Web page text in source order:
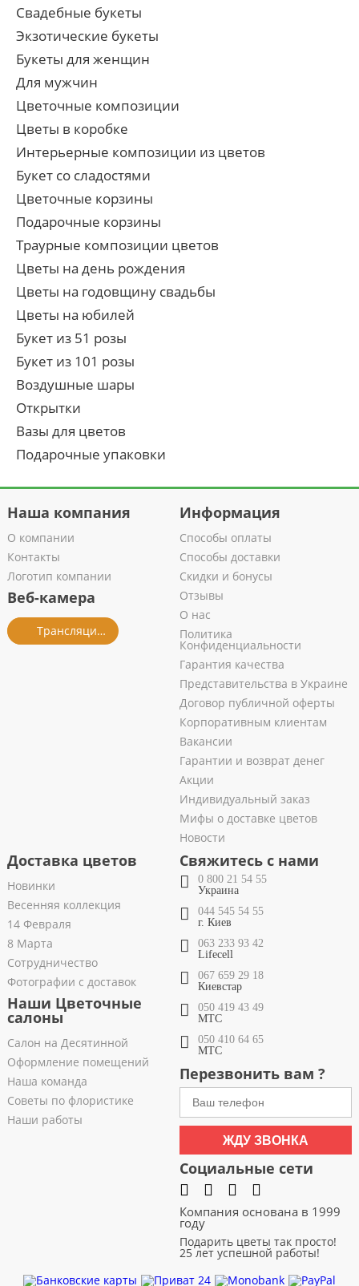
Свадебные букеты
Экзотические букеты
Букеты для женщин
Для мужчин
Цветочные композиции
Цветы в коробке
Интерьерные композиции из цветов
Букет со сладостями
Цветочные корзины
Подарочные корзины
Траурные композиции цветов
Цветы на день рождения
Цветы на годовщину свадьбы
Цветы на юбилей
Букет из 51 розы
Букет из 101 розы
Воздушные шары
Открытки
Вазы для цветов
Подарочные упаковки
Наша компания
О компании
Контакты
Логотип компании
Веб-камера
Трансляция из салона
Информация
Способы оплаты
Способы доставки
Скидки и бонусы
Отзывы
О нас
Политика
Конфиденциальности
Гарантия качества
Представительства в Украине
Договор публичной оферты
Корпоративным клиентам
Вакансии
Гарантии и возврат денег
Акции
Индивидуальный заказ
Мифы о доставке цветов
Новости
Доставка цветов
Новинки
Весенняя коллекция
14 Февраля
8 Марта
Сотрудничество
Фотографии с доставок
Наши Цветочные
салоны
Салон на Десятинной
Оформление помещений
Наша команда
Советы по флористике
Наши работы
Свяжитесь с нами
0 800 21 54 55
Украина
044 545 54 55
г. Киев
063 233 93 42
Lifecell
067 659 29 18
Киевстар
050 419 43 49
МТС
050 410 64 65
МТС
Перезвонить вам ?
ЖДУ ЗВОНКА
Социальные сети
Компания основана в 1999
году
Подарить цветы так просто!
25 лет успешной работы!